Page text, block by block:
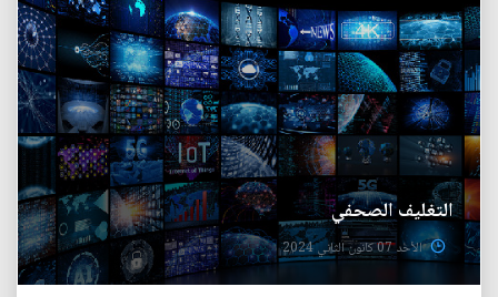
التغليف الصحفي
الأحد 07 كانون الثاني 2024